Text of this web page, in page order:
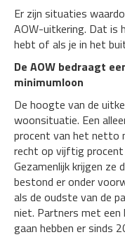
Er zijn situaties
AOW-uitkering. Dat is
hebt of als je in het
De AOW bedraagt
minimumloon
De hoogte van de
woonsituatie. Een
procent van het netto
recht op vijftig
Gezamenlijk krijgen ze
bestond er onder
als de oudste van de
niet. Partners met een
gaan hebben er sinds